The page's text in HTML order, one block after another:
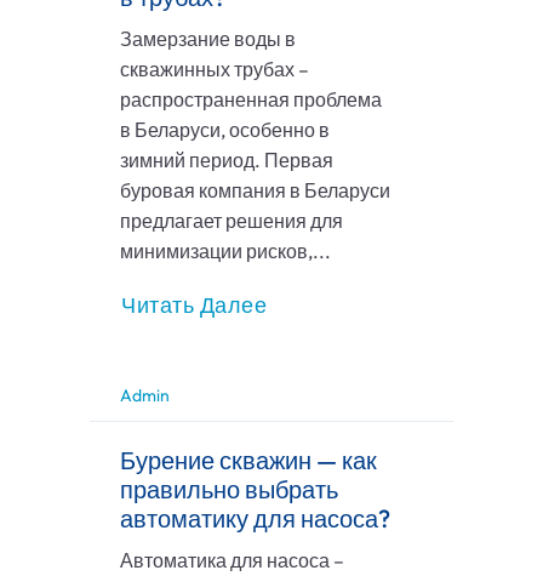
Замерзание воды в
скважинных трубах –
распространенная проблема
в Беларуси, особенно в
зимний период. Первая
буровая компания в Беларуси
предлагает решения для
минимизации рисков,...
Читать Далее
Admin
Бурение скважин — как
правильно выбрать
автоматику для насоса?
Автоматика для насоса –